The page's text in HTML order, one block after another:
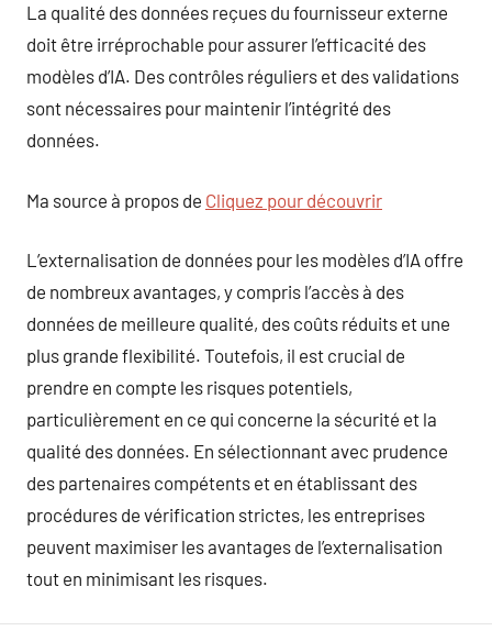
La qualité des données reçues du fournisseur externe
doit être irréprochable pour assurer l’efficacité des
modèles d’IA. Des contrôles réguliers et des validations
sont nécessaires pour maintenir l’intégrité des
données.
Ma source à propos de Cliquez pour découvrir
L’externalisation de données pour les modèles d’IA offre
de nombreux avantages, y compris l’accès à des
données de meilleure qualité, des coûts réduits et une
plus grande flexibilité. Toutefois, il est crucial de
prendre en compte les risques potentiels,
particulièrement en ce qui concerne la sécurité et la
qualité des données. En sélectionnant avec prudence
des partenaires compétents et en établissant des
procédures de vérification strictes, les entreprises
peuvent maximiser les avantages de l’externalisation
tout en minimisant les risques.